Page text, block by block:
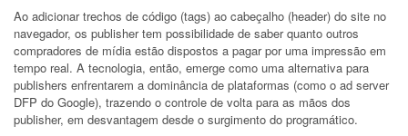
Ao adicionar trechos de código (tags) ao cabeçalho (header) do site no
navegador, os publisher tem possibilidade de saber quanto outros
compradores de mídia estão dispostos a pagar por uma impressão em
tempo real. A tecnologia, então, emerge como uma alternativa para
publishers enfrentarem a dominância de plataformas (como o ad server
DFP do Google), trazendo o controle de volta para as mãos dos
publisher, em desvantagem desde o surgimento do programático.